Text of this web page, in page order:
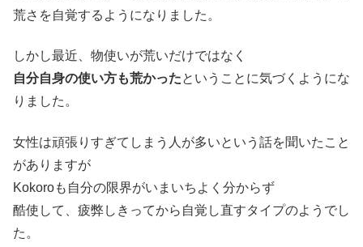
荒さを自覚するようになりました。
しかし最近、物使いが荒いだけではなく
自分自身の使い方も荒かったということに気づくようにな
りました。
女性は頑張りすぎてしまう人が多いという話を聞いたこと
がありますが
Kokoroも自分の限界がいまいちよく分からず
酷使して、疲弊しきってから自覚し直すタイプのようでし
た。